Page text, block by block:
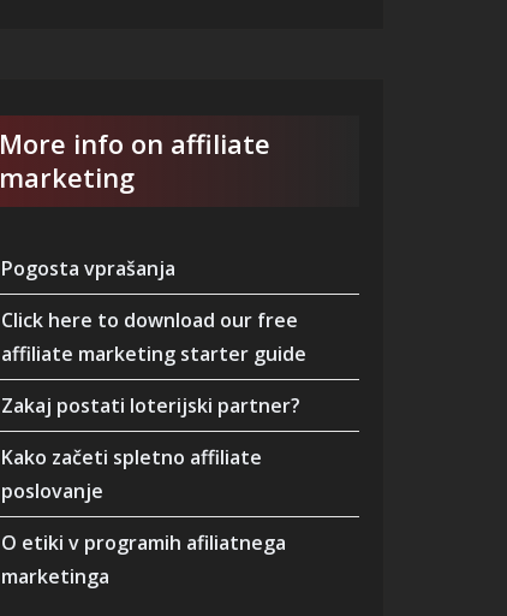
More info on affiliate
marketing
Pogosta vprašanja
Click here to download our free
affiliate marketing starter guide
Zakaj postati loterijski partner?
Kako začeti spletno affiliate
poslovanje
O etiki v programih afiliatnega
marketinga